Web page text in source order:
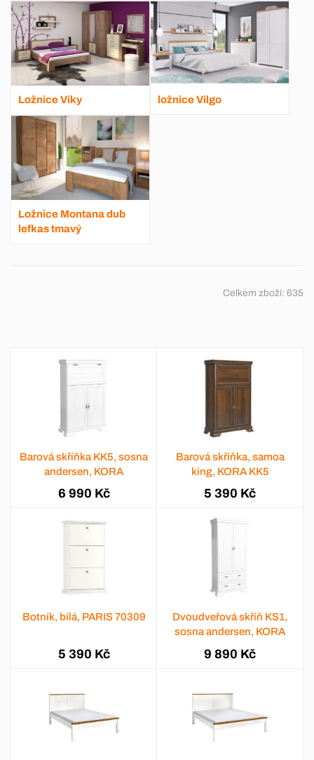
Ložnice Viky ložnice Vilgo
Ložnice Montana dub
lefkas tmavý
Celkem zboží: 635
Barová skříňka KK5, sosna
andersen, KORA
6 990 Kč
Barová skříňka, samoa
king, KORA KK5
5 390 Kč
Botník, bílá, PARIS 70309
5 390 Kč
Dvoudveřová skříň KS1,
sosna andersen, KORA
9 890 Kč